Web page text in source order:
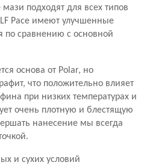
подходят для всех типов
Pace имеют улучшенные
по сравнению с основной
основа от Polar, но
что положительно влияет
при низких температурах и
очень плотную и блестящую
нанесение мы всегда
и сухих условий